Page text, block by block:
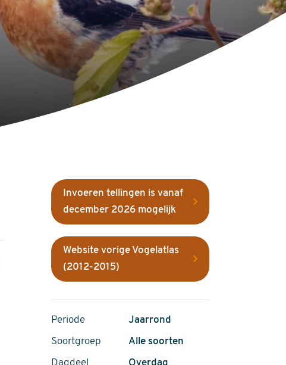
Invoeren tellingen is vanaf
december 2026 mogelijk
Website vorige Vogelatlas
(2012-2015)
Periode Jaarrond
Soortgroep Alle soorten
Dagdeel Overdag